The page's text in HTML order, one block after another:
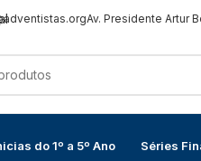
Av. Presidente Artur
do 1º a 5º Ano Séries